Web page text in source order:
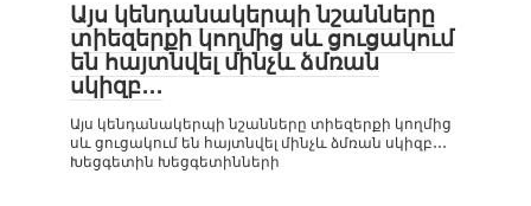
Այս կենդանակերպի նշանները
տիեզերքի կողմից սև ցուցակում
են հայտնվել մինչև ձմռան
սկիզբ․․․
Այս կենդանակերպի նշանները տիեզերքի կողմից
սև ցուցակում են հայտնվել մինչև ձմռան սկիզբ․․․
Խեցգետին Խեցգետինների